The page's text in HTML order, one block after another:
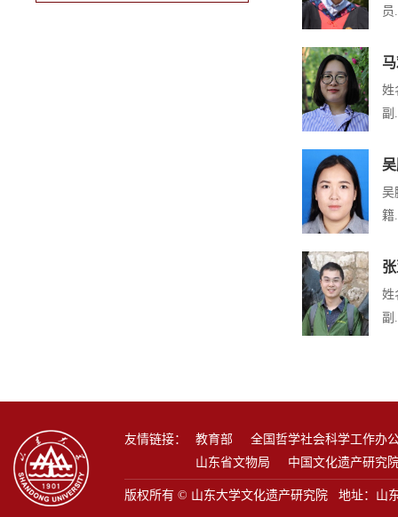
员
姓
副
吴
籍
姓
副
友情链接： 教育部
全国哲学社会科学工作办
山东省文物局
中国文化遗产研究
版权所有 © 山东大学文化遗产研究院 地址：山